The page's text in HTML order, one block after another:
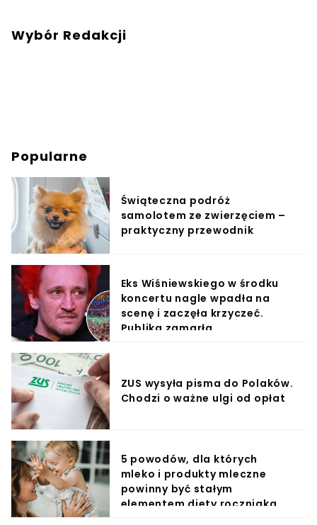
Wybór Redakcji
Popularne
Świąteczna podróż
samolotem ze zwierzęciem –
praktyczny przewodnik
Eks Wiśniewskiego w środku
koncertu nagle wpadła na
scenę i zaczęła krzyczeć.
Publika zamarła
ZUS wysyła pisma do Polaków.
Chodzi o ważne ulgi od opłat
5 powodów, dla których
mleko i produkty mleczne
powinny być stałym
elementem diety roczniaka